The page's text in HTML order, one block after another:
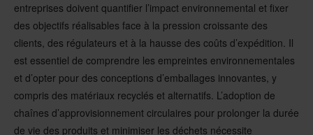
entreprises doivent quantifier l’impact environnemental et fixer
des objectifs réalisables face à la pression croissante des
clients, des régulateurs et à la hausse des coûts d’expédition. Il
est essentiel de comprendre les empreintes environnementales
et d’opter pour des conceptions d’emballages innovantes, y
compris des matériaux recyclés et alternatifs. L’adoption de
chaînes d’approvisionnement circulaires pour prolonger la durée
de vie des produits et minimiser les déchets nécessite